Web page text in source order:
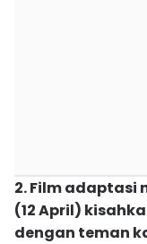
2. Film adaptasi
(12 April)
dengan teman